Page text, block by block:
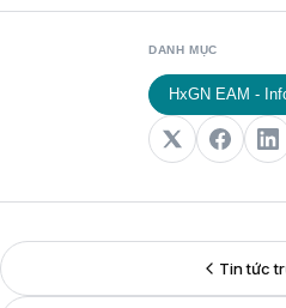
DANH MỤC
HxGN EAM -
Tin tức